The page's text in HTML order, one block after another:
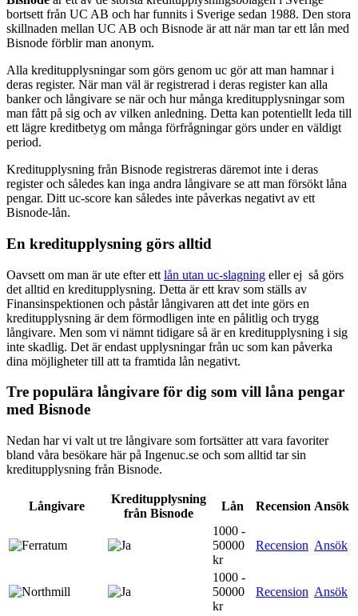
bortsett från UC AB och har funnits i Sverige sedan 1988. Den stora
skillnaden mellan UC AB och Bisnode är att när man tar ett lån med
Bisnode förblir man anonym.
Alla kreditupplysningar som görs genom uc gör att man hamnar i
deras register. När man väl är registrerad i deras register kan alla
banker och långivare se när och hur många kreditupplysningar som
man fått på sig och av vilken anledning. Detta kan potentiellt leda till
ett lägre kreditbetyg om många förfrågningar görs under en väldigt
period.
Kreditupplysning från Bisnode registreras däremot inte i deras
register och således kan inga andra långivare se att man försökt låna
pengar. Ditt uc-score kan således inte påverkas negativt av ett
Bisnode-lån.
En kreditupplysning görs alltid
Oavsett om man är ute efter ett lån utan uc-slagning eller ej så görs
det alltid en kreditupplysning. Detta är ett krav som ställs av
Finansinspektionen och påstår långivaren att det inte görs en
kreditupplysning är dem förmodligen inte en pålitlig och trygg
långivare. Men som vi nämnt tidigare så är en kreditupplysning i sig
inte skadlig. Det är endast upplysningar från uc som kan påverka
dina möjligheter till att ta framtida lån negativt.
Tre populära långivare för dig som vill låna pengar
med Bisnode
Nedan har vi valt ut tre långivare som fortsätter att vara favoriter
bland våra besökare här på Ingenuc.se och som alltid tar sin
kreditupplysning från Bisnode.
Långivare
Kreditupplysning
från Bisnode
Lån Recension Ansök
1000 -
50000
kr
Recension Ansök
1000 -
50000
kr
Recension Ansök